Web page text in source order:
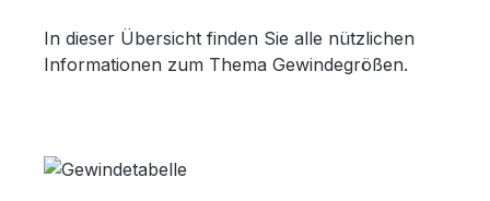
In dieser Übersicht finden Sie alle nützlichen
Informationen zum Thema Gewindegrößen.